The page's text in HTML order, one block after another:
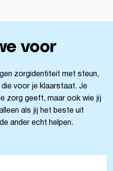
voor
zorgidentiteit met steun,
voor je klaarstaat. Je
zorg geeft, maar ook wie jij
als jij het beste uit
ander echt helpen.